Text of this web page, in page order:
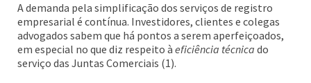
A demanda pela simplificação dos serviços de registro
empresarial é contínua. Investidores, clientes e colegas
advogados sabem que há pontos a serem aperfeiçoados,
em especial no que diz respeito à eficiência técnica do
serviço das Juntas Comerciais (1).